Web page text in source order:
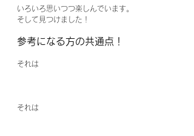
いろいろ思いつつ楽しんでいます。
そして見つけました！
参考になる方の共通点！
それは
それは